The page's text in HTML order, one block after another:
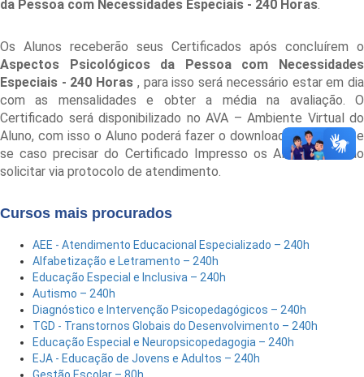
da Pessoa com Necessidades Especiais - 240 Horas
Os Alunos receberão seus Certificados após concluírem o
Aspectos Psicológicos da Pessoa com Necessidades
Especiais - 240 Horas , para isso será necessário estar em dia
com as mensalidades e obter a média na avaliação. O
Certificado será disponibilizado no AVA – Ambiente Virtual do
Aluno, com isso o Aluno poderá fazer o download do mesmo, e
se caso precisar do Certificado Impresso os Alunos poderão
solicitar via protocolo de atendimento.
Cursos mais procurados
AEE - Atendimento Educacional Especializado – 240h
Alfabetização e Letramento – 240h
Educação Especial e Inclusiva – 240h
Autismo – 240h
Diagnóstico e Intervenção Psicopedagógicos – 240h
TGD - Transtornos Globais do Desenvolvimento – 240h
Educação Especial e Neuropsicopedagogia – 240h
EJA - Educação de Jovens e Adultos – 240h
Gestão Escolar – 80h